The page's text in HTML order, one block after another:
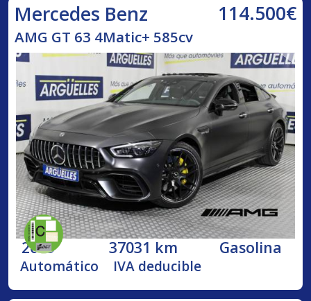
Mercedes Benz 114.500€
AMG GT 63 4Matic+ 585cv
2019 37031 km Gasolina
Automático IVA deducible